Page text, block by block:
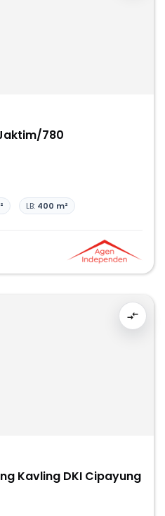
780
LB: 400 m²
Kavling DKI Cipayung